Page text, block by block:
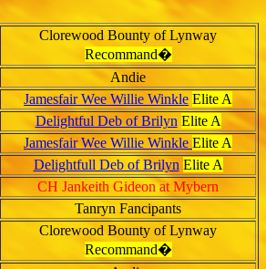
Clorewood Bounty of Lynway
Recommand�
Andie
Jamesfair Wee Willie Winkle Elite A
Delightful Deb of Brilyn Elite A
Jamesfair Wee Willie Winkle Elite A
Delightfull Deb of Brilyn Elite A
CH Jankeith Gideon at Mybern
Tanryn Fancipants
Clorewood Bounty of Lynway
Recommand�